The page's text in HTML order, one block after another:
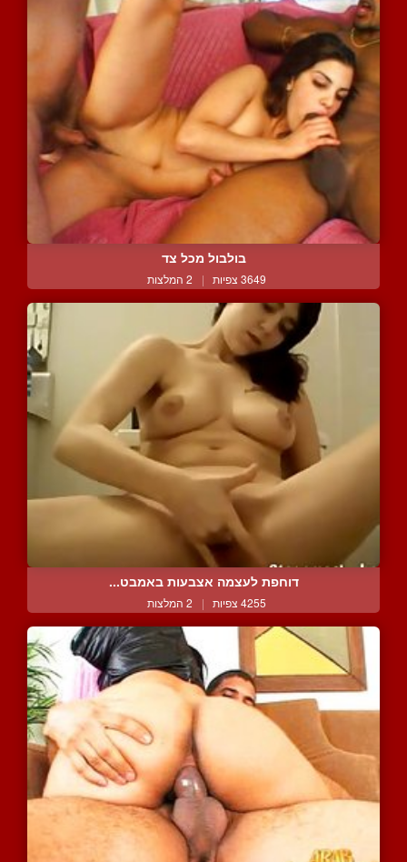
בולבול מכל צד
3649 צפיות | 2 המלצות
דוחפת לעצמה אצבעות באמבט...
4255 צפיות | 2 המלצות